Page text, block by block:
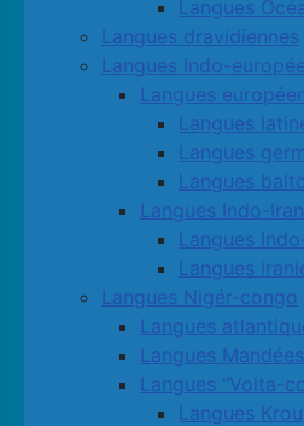
Langues
Langues dravidiennes
Langues Indo-
Langues
Langues
Langues
Langues
Langues Indo-
Langues
Langues
Langues Nigér-congo
Langues
Langues Mandées
Langues "Volta-
Langues Krou